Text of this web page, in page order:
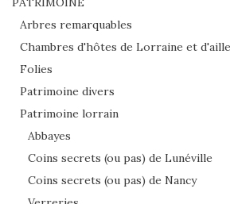
Arbres remarquables
Chambres d'hôtes de Lorraine et
Folies
Patrimoine divers
Patrimoine lorrain
Abbayes
Coins secrets (ou pas) de Lunéville
Coins secrets (ou pas) de Nancy